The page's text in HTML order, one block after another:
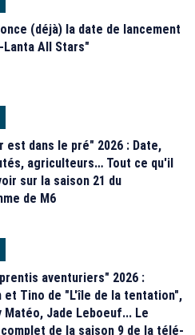
(déjà) la date de lancement
Lanta All Stars"
est dans le pré" 2026 : Date,
agriculteurs… Tout ce qu'il
sur la saison 21 du
de M6
aventuriers" 2026 :
et Tino de "L'île de la tentation",
Matéo, Jade Leboeuf... Le
de la saison 9 de la télé-